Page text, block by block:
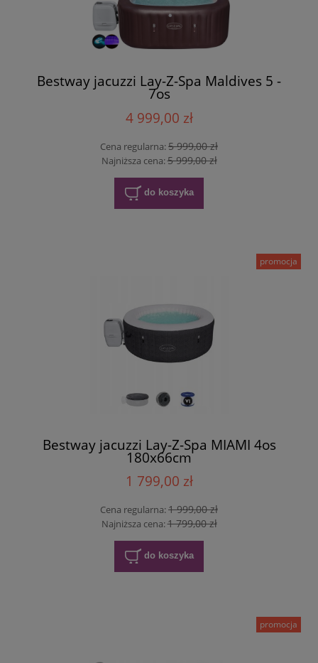
Bestway jacuzzi Lay-Z-Spa Maldives 5 -
7os
4 999,00 zł
Cena regularna:5 999,00 zł
Najniższa cena:5 999,00 zł
do koszyka
Bestway jacuzzi Lay-Z-Spa MIAMI 4os
180x66cm
1 799,00 zł
Cena regularna:1 999,00 zł
Najniższa cena:1 799,00 zł
do koszyka
promocja
promocja